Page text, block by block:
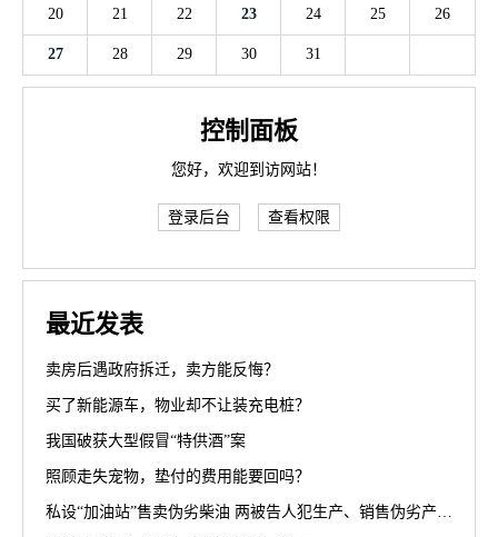
20 21 22 23 24 25 26
27 28 29 30 31
控制面板
您好，欢迎到访网站！
登录后台 查看权限
最近发表
卖房后遇政府拆迁，卖方能反悔？
买了新能源车，物业却不让装充电桩？
我国破获大型假冒“特供酒”案
照顾走失宠物，垫付的费用能要回吗？